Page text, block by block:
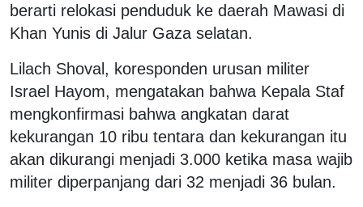
berarti relokasi penduduk ke daerah Mawasi di
Khan Yunis di Jalur Gaza selatan.
Lilach Shoval, koresponden urusan militer
Israel Hayom, mengatakan bahwa Kepala Staf
mengkonfirmasi bahwa angkatan darat
kekurangan 10 ribu tentara dan kekurangan itu
akan dikurangi menjadi 3.000 ketika masa wajib
militer diperpanjang dari 32 menjadi 36 bulan.